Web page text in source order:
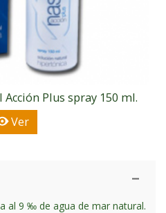
Plus spray 150 ml.
Ver
al 9 ‰ de agua de mar natural.